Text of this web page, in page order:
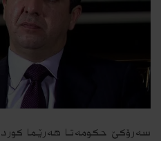
سه‌رۆكێ حكومه‌تا هه‌رێما